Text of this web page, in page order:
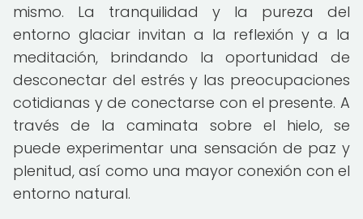
mismo. La tranquilidad y la pureza del
entorno glaciar invitan a la reflexión y a la
meditación, brindando la oportunidad de
desconectar del estrés y las preocupaciones
cotidianas y de conectarse con el presente. A
través de la caminata sobre el hielo, se
puede experimentar una sensación de paz y
plenitud, así como una mayor conexión con el
entorno natural.